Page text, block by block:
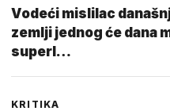
Vodeći mislilac
zemlji jednog će dana
superl…
KRITIKA